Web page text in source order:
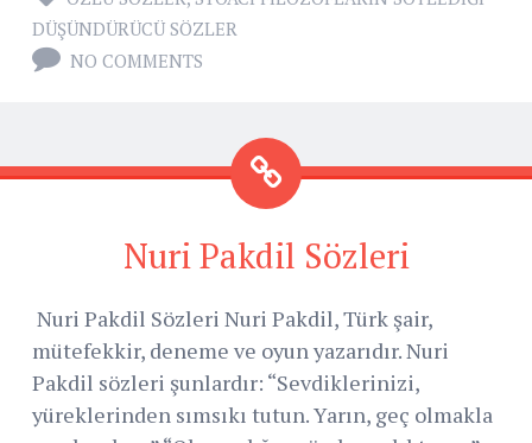
DÜŞÜNDÜRÜCÜ SÖZLER
NO COMMENTS
Nuri Pakdil Sözleri
Nuri Pakdil Sözleri Nuri Pakdil, Türk şair,
mütefekkir, deneme ve oyun yazarıdır. Nuri
Pakdil sözleri şunlardır: “Sevdiklerinizi,
yüreklerinden sımsıkı tutun. Yarın, geç olmakla